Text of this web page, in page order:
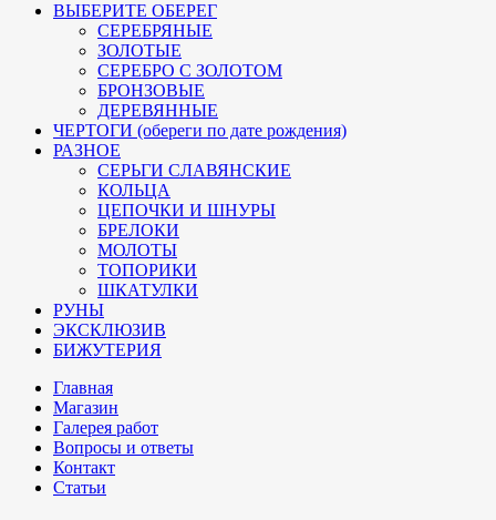
ВЫБЕРИТЕ ОБЕРЕГ
СЕРЕБРЯНЫЕ
ЗОЛОТЫЕ
СЕРЕБРО С ЗОЛОТОМ
БРОНЗОВЫЕ
ДЕРЕВЯННЫЕ
ЧЕРТОГИ (обереги по дате рождения)
РАЗНОЕ
СЕРЬГИ СЛАВЯНСКИЕ
КОЛЬЦА
ЦЕПОЧКИ И ШНУРЫ
БРЕЛОКИ
МОЛОТЫ
ТОПОРИКИ
ШКАТУЛКИ
РУНЫ
ЭКСКЛЮЗИВ
БИЖУТЕРИЯ
Главная
Магазин
Галерея работ
Вопросы и ответы
Контакт
Статьи